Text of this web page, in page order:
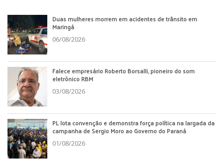
Duas mulheres morrem em acidentes de trânsito em
Maringá
06/08/2026
Falece empresário Roberto Borsalli, pioneiro do som
eletrônico RBM
03/08/2026
PL lota convenção e demonstra força política na largada da
campanha de Sergio Moro ao Governo do Paraná
01/08/2026